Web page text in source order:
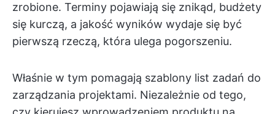
zrobione. Terminy pojawiają się znikąd, budżety
się kurczą, a jakość wyników wydaje się być
pierwszą rzeczą, która ulega pogorszeniu.
Właśnie w tym pomagają szablony list zadań do
zarządzania projektami. Niezależnie od tego,